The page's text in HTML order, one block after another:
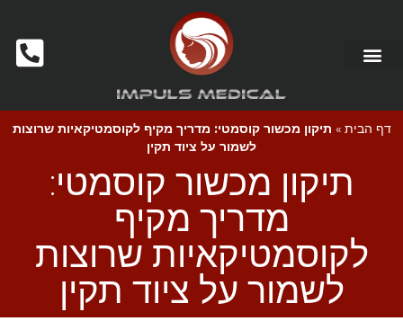
דף הבית » תיקון מכשור קוסמטי: מדריך מקיף לקוסמטיקאיות שרוצות
לשמור על ציוד תקין
תיקון מכשור קוסמטי:
מדריך מקיף
לקוסמטיקאיות שרוצות
לשמור על ציוד תקין